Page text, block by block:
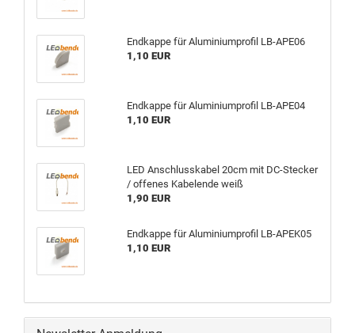
Endkappe für Aluminiumprofil LB-APE06
1,10 EUR
Endkappe für Aluminiumprofil LB-APE04
1,10 EUR
LED Anschlusskabel 20cm mit DC-Stecker
/ offenes Kabelende weiß
1,90 EUR
Endkappe für Aluminiumprofil LB-APEK05
1,10 EUR